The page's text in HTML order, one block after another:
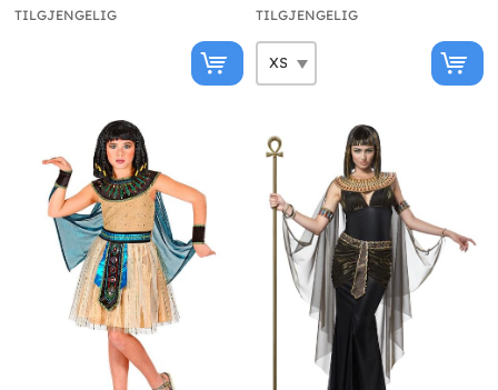
TILGJENGELIG TILGJENGELIG